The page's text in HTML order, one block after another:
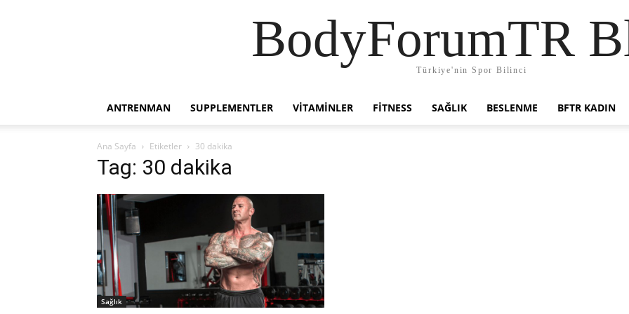
BodyForumTR
Türkiye'nin Spor Bilinci
ANTRENMAN SUPPLEMENTLER VITAMINLER FITNESS SAĞLIK BESLENME BFTR KADIN
Ana Sayfa Etiketler 30 dakika
Tag: 30 dakika
Sağlık